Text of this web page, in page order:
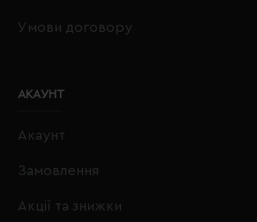
Умови договору
АКАУНТ
Акаунт
Замовлення
Акції та знижки